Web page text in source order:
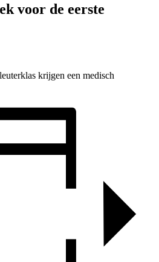
voor de eerste
krijgen een medisch